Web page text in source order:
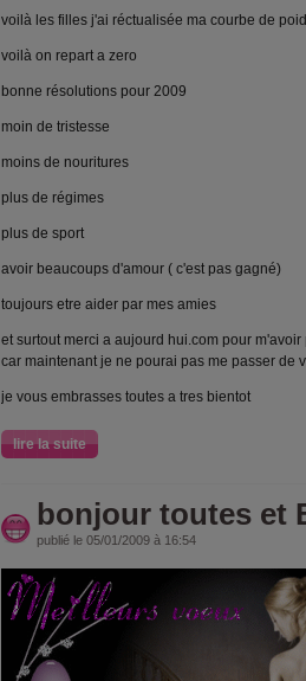
voilà les filles j'ai réctualisée ma courbe de poid
voilà on repart a zero
bonne résolutions pour 2009
moin de tristesse
moins de nouritures
plus de régimes
plus de sport
avoir beaucoups d'amour ( c'est pas gagné)
toujours etre aider par mes amies
et surtout merci a aujourd hui.com pour
car maintenant je ne pourai pas me passer de
je vous embrasses toutes a tres bientot
lire la suite
bonjour toutes et
publié le 05/01/2009 à 16:54